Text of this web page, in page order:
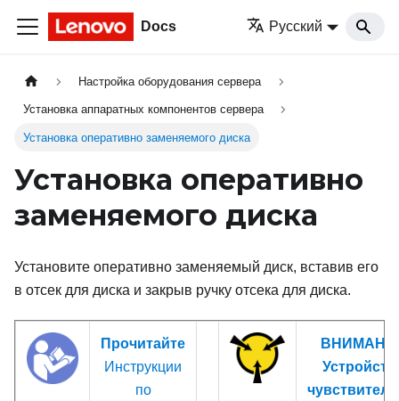
Docs Русский
Настройка оборудования сервера
Установка аппаратных компонентов сервера
Установка оперативно заменяемого диска
Установка оперативно
заменяемого диска
Установите оперативно заменяемый диск, вставив его
в отсек для диска и закрыв ручку отсека для диска.
Прочитайте
Инструкции
по